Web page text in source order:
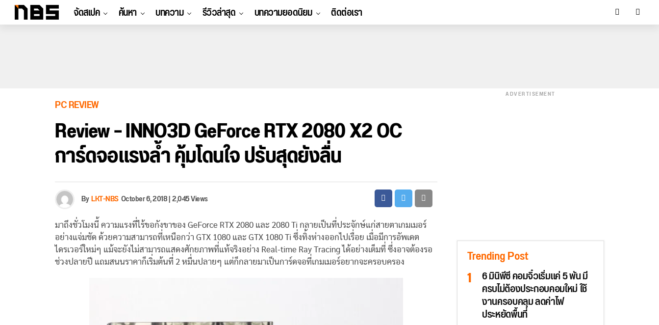
จัดสเปค ค้นหา บทความ รีวิวล่าสุด บทความยอดนิยม ติดต่อเรา
PC REVIEW
Review – INNO3D GeForce RTX 2080 X2 OC
การ์ดจอแรงล้ำ คุ้มโดนใจ ปรับสุดยังลื่น
ByLKT-NBSOctober 6, 2018|2,045 Views
มาถึงชั่วโมงนี้ ความแรงที่ไร้ขอกังขาของ GeForce RTX 2080 และ 2080 Ti กลายเป็นที่ประจักษ์แก่สายตาเกมเมอร์
อย่างแจ่มชัด ด้วยความสามารถที่เหนือกว่า GTX 1080 และ GTX 1080 Ti ซึ่งทิ้งห่างออกไปเรื่อย เมื่อมีการอัพเดต
ไดรเวอร์ใหม่ๆ แม้จะยังไม่สามารถแสดงศักยภาพที่แท้จริงอย่าง Real-time Ray Tracing ได้อย่างเต็มที่ ซึ่งอาจต้องรอ
ช่วงปลายปี แถมสนนราคาก็เริ่มต้นที่ 2 หมื่นปลายๆ แต่ก็กลายมาเป็นการ์ดจอที่เกมเมอร์อยากจะครอบครอง
ADVERTISEMENT
Trending Post
6 มินิพีซี คอมจิ๋วเริ่มแค่ 5 พัน มี
ครบไม่ต้องประกอบคอมใหม่ ใช้
งานครอบคลุม ลดค่าไฟ
ประหยัดพื้นที่